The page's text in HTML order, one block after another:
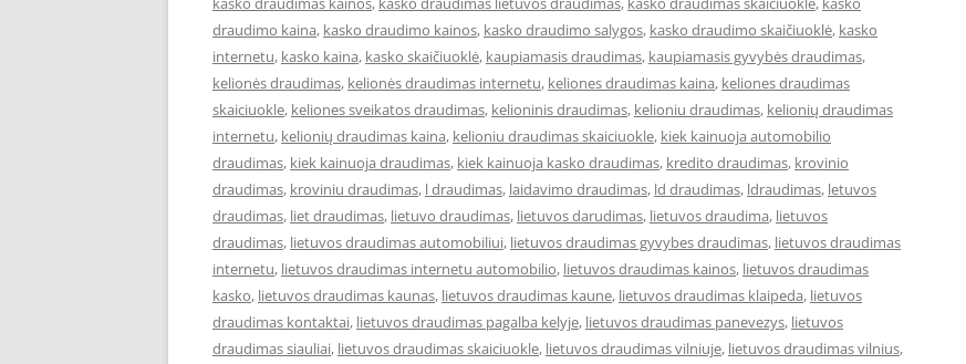
draudimo kaina, kasko draudimo kainos, kasko draudimo salygos, kasko draudimo skaičiuoklė, kasko
internetu, kasko kaina, kasko skaičiuoklė, kaupiamasis draudimas, kaupiamasis gyvybės draudimas,
kelionės draudimas, kelionės draudimas internetu, keliones draudimas kaina, keliones draudimas
skaiciuokle, keliones sveikatos draudimas, kelioninis draudimas, kelioniu draudimas, kelionių draudimas
internetu, kelionių draudimas kaina, kelioniu draudimas skaiciuokle, kiek kainuoja automobilio
draudimas, kiek kainuoja draudimas, kiek kainuoja kasko draudimas, kredito draudimas, krovinio
draudimas, kroviniu draudimas, l draudimas, laidavimo draudimas, ld draudimas, ldraudimas, letuvos
draudimas, liet draudimas, lietuvo draudimas, lietuvos darudimas, lietuvos draudima, lietuvos
draudimas, lietuvos draudimas automobiliui, lietuvos draudimas gyvybes draudimas, lietuvos draudimas
internetu, lietuvos draudimas internetu automobilio, lietuvos draudimas kainos, lietuvos draudimas
kasko, lietuvos draudimas kaunas, lietuvos draudimas kaune, lietuvos draudimas klaipeda, lietuvos
draudimas kontaktai, lietuvos draudimas pagalba kelyje, lietuvos draudimas panevezys, lietuvos
draudimas siauliai, lietuvos draudimas skaiciuokle, lietuvos draudimas vilniuje, lietuvos draudimas vilnius,